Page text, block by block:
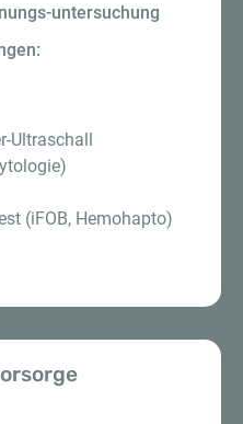
untersuchung
Ultraschall
(iFOB, Hemohapto)